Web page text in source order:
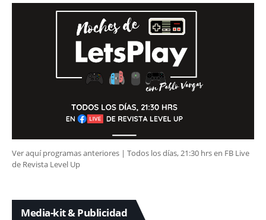
Ver aquí programas anteriores | Todos los días, 21:30 hrs en FB Live
de Revista Level Up
Media-kit & Publicidad